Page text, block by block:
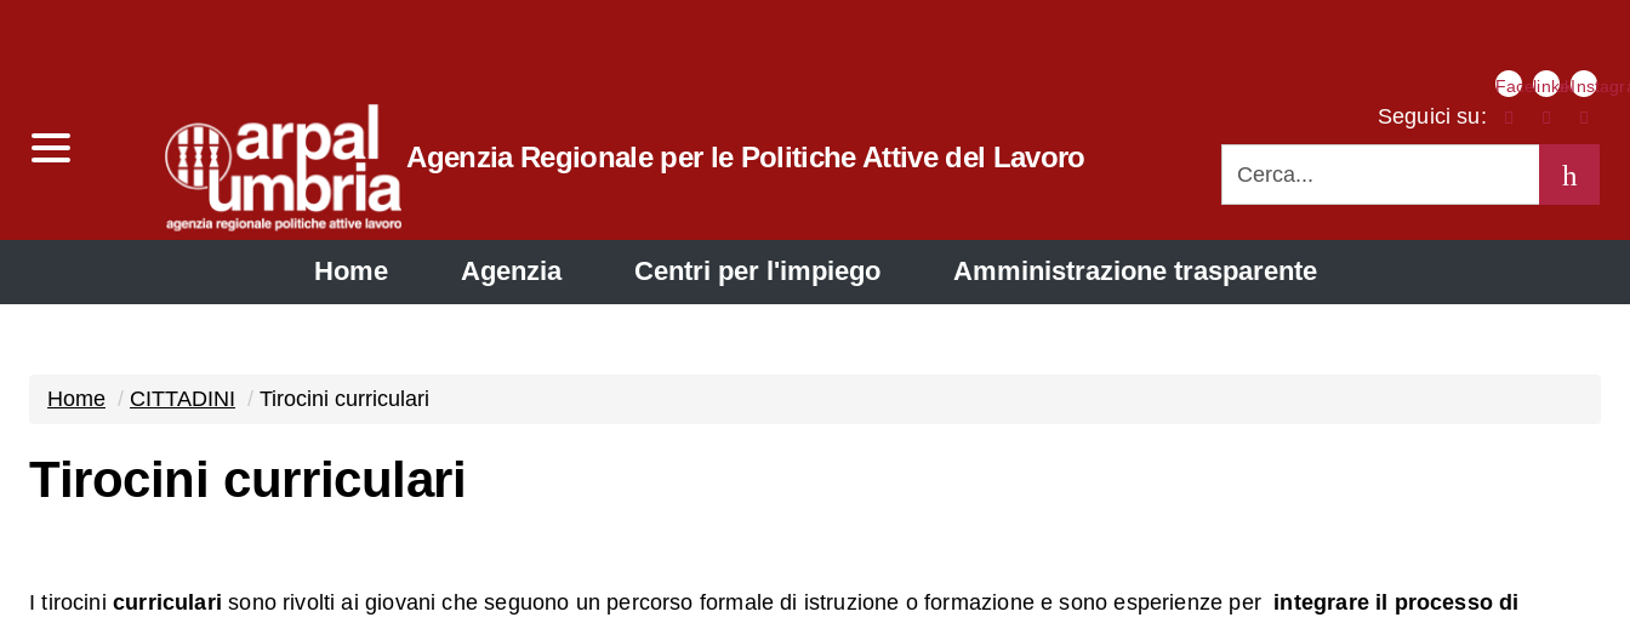
Agenzia Regionale per le Politiche Attive del Lavoro
Seguici su:
Facebook
linkedIn
Home Agenzia Centri per l'impiego Amministrazione trasparente
Home CITTADINI Tirocini curriculari
Tirocini curriculari
I tirocini curricularisono rivolti ai giovani che seguono un percorso formale di istruzione o formazione e sono esperienze per integrare il processo di